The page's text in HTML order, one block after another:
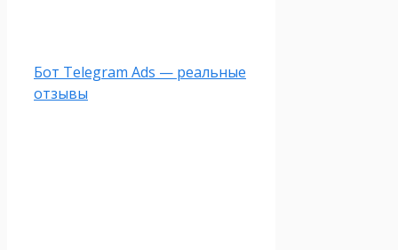
Бот Telegram Ads — реальные
отзывы